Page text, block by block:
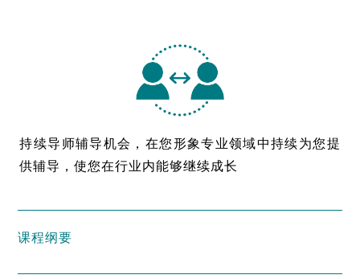
持续导师辅导机会，在您形象专业领域中持续为您提
供辅导，使您在行业内能够继续成长
课程纲要